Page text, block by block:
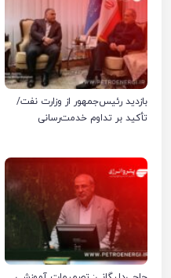
بازدید رئیس‌جمهور از وزارت نفت/
تأکید بر تداوم خدمت‌رسانی